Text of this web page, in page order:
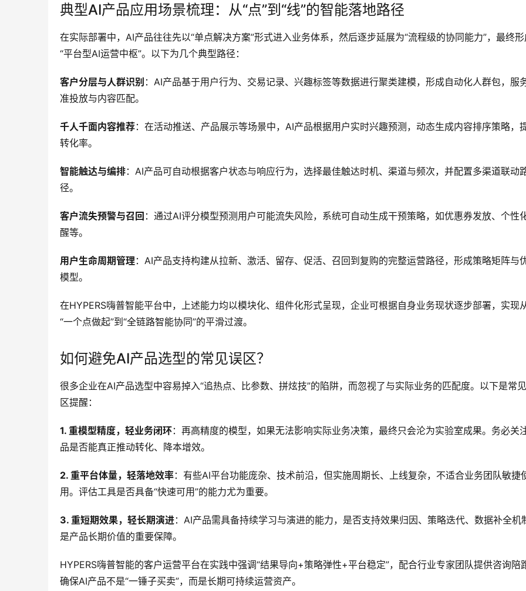
典型AI产品应用场景梳理：从“点”到“线”的智能落地路径
在实际部署中，AI产品往往先以“单点解决方案”形式进入业务体系，然后逐步延展为“流程级的协同能力”，最终
“平台型AI运营中枢”。以下为几个典型路径：
客户分层与人群识别 ：AI产品基于用户行为、交易记录、兴趣标签等数据进行聚类建模，形成自动化人群包，服
准投放与内容匹配。
千人千面内容推荐：在活动推送、产品展示等场景中，AI产品根据用户实时兴趣预测，动态生成内容排序策略，
转化率。
智能触达与编排：AI产品可自动根据客户状态与响应行为，选择最佳触达时机、渠道与频次，并配置多渠道联动
径。
客户流失预警与召回 ：通过AI评分模型预测用户可能流失风险，系统可自动生成干预策略，如优惠券发放、个性
醒等。
用户生命周期管理 ：AI产品支持构建从拉新、激活、留存、促活、召回到复购的完整运营路径，形成策略矩阵与
模型。
在HYPERS嗨普智能平台中，上述能力均以模块化、组件化形式呈现，企业可根据自身业务现状逐步部署，实现
“一个点做起”到“全链路智能协同”的平滑过渡。
如何避免AI产品选型的常见误区？
很多企业在AI产品选型中容易掉入“追热点、比参数、拼炫技”的陷阱，而忽视了与实际业务的匹配度。以下是常
区提醒：
1. 重模型精度，轻业务闭环：再高精度的模型，如果无法影响实际业务决策，最终只会沦为实验室成果。务必关
品是否能真正推动转化、降本增效。
2. 重平台体量，轻落地效率：有些AI平台功能庞杂、技术前沿，但实施周期长、上线复杂，不适合业务团队敏捷
用。评估工具是否具备“快速可用”的能力尤为重要。
3. 重短期效果，轻长期演进：AI产品需具备持续学习与演进的能力，是否支持效果归因、策略迭代、数据补全机
是产品长期价值的重要保障。
HYPERS嗨普智能的客户运营平台在实践中强调“结果导向+策略弹性+平台稳定”，配合行业专家团队提供咨询陪
确保AI产品不是“一锤子买卖”，而是长期可持续运营资产。